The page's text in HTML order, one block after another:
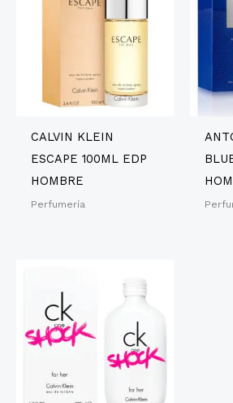
CALVIN KLEIN
ESCAPE 100ML EDP
HOMBRE
Perfumería